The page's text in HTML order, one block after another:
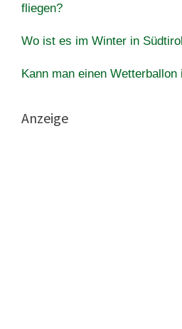
fliegen?
Wo ist es im Winter in
Kann man einen
Anzeige